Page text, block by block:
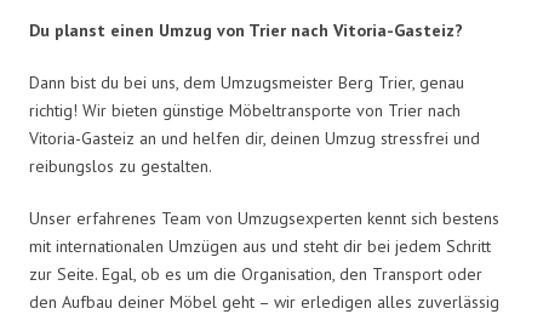
Du planst einen Umzug von Trier nach Vitoria-Gasteiz?
Dann bist du bei uns, dem Umzugsmeister Berg Trier, genau
richtig! Wir bieten günstige Möbeltransporte von Trier nach
Vitoria-Gasteiz an und helfen dir, deinen Umzug stressfrei und
reibungslos zu gestalten.
Unser erfahrenes Team von Umzugsexperten kennt sich bestens
mit internationalen Umzügen aus und steht dir bei jedem Schritt
zur Seite. Egal, ob es um die Organisation, den Transport oder
den Aufbau deiner Möbel geht – wir erledigen alles zuverlässig